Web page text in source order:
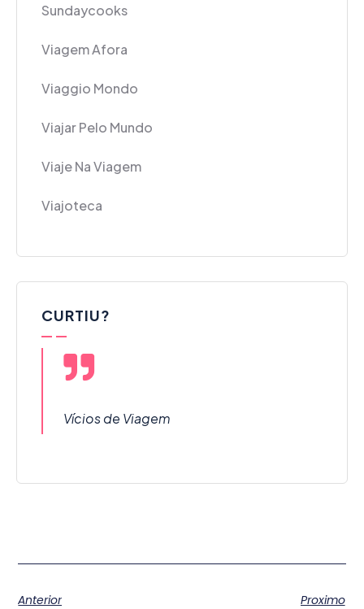
Sundaycooks
Viagem Afora
Viaggio Mondo
Viajar Pelo Mundo
Viaje Na Viagem
Viajoteca
CURTIU?
Vícios de Viagem
Anterior Proximo